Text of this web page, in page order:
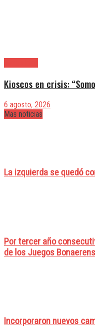
Kioscos en crisis:
6 agosto, 2026
Mas noticias
La izquierda se quedó
Por tercer año
de los Juegos
Incorporaron nuevos